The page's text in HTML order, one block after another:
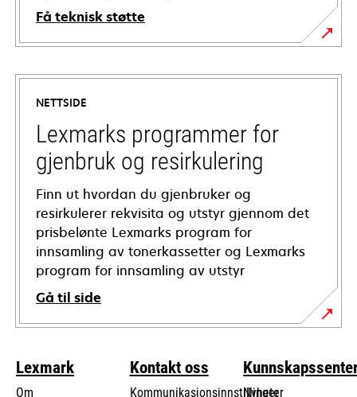
Få teknisk støtte
opens
in
new
tab
NETTSIDE
Lexmarks programmer for
gjenbruk og resirkulering
Finn ut hvordan du gjenbruker og
resirkulerer rekvisita og utstyr gjennom det
prisbelønte Lexmarks program for
innsamling av tonerkassetter og Lexmarks
program for innsamling av utstyr
Gå til side
Lexmark
Om
Kontakt oss
Kommunikasjonsinnstillinger
Nyheter